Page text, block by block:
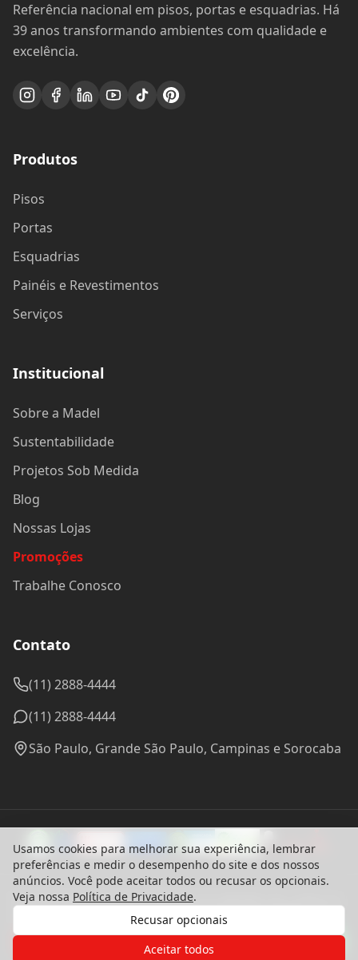
Referência nacional em pisos, portas e esquadrias. Há
39 anos transformando ambientes com qualidade e
excelência.
Produtos
Pisos
Portas
Esquadrias
Painéis e Revestimentos
Serviços
Institucional
Sobre a Madel
Sustentabilidade
Projetos Sob Medida
Blog
Nossas Lojas
Promoções
Trabalhe Conosco
Contato
(11) 2888-4444
(11) 2888-4444
São Paulo, Grande São Paulo, Campinas e Sorocaba
© 2024 Madel Madeiras. CNPJ: 57.314.288/0001-96 - Todos os
Desenvolvido com ♥ porbounceagency
Política de PrivacidadeTermos de Uso
Gostaria de receber o contato de um
de nossos especialistas?
Usamos cookies para melhorar sua experiência, lembrar
preferências e medir o desempenho do site e dos nossos
anúncios. Você pode aceitar todos ou recusar os opcionais.
Veja nossa Política de Privacidade.
Recusar opcionais
Aceitar todos